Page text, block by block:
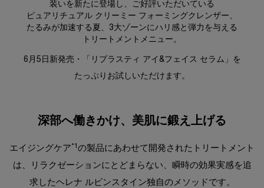
装いを新たに登場し、ご好評いただいている
ピュアリチュアル クリーミー フォーミングクレンザー、
たるみが加速する夏、3大ゾーンにハリ感と弾力を与える
トリートメントメニュー。
6月5日新発売・「リプラスティ アイ&フェイス セラム」を
たっぷりお試しいただけます。​
深部へ働きかけ、美肌に鍛え上げる
エイジングケア*1 の製品にあわせて開発されたトリートメント
は、 リラクゼーションにとどまらない、瞬時の効果実感を追
求したヘレナ ルビンスタイン独自のメソッドです。